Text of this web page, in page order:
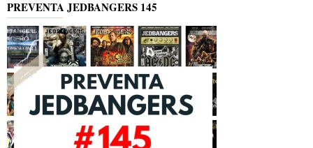
PREVENTA JEDBANGERS 145